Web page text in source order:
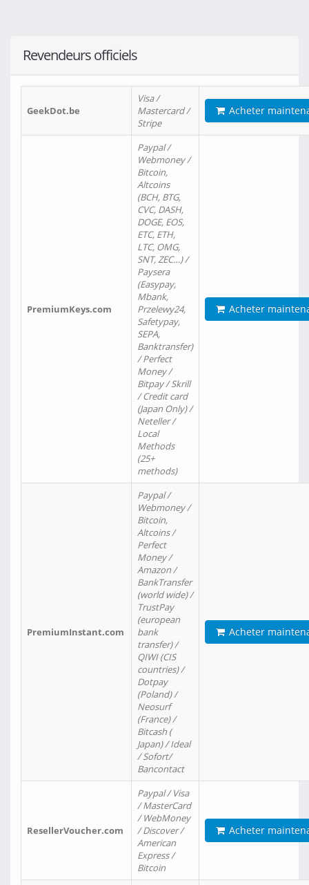
Revendeurs officiels
GeekDot.be
Visa /
Mastercard /
Stripe
Acheter
PremiumKeys.com
Paypal /
Webmoney /
Bitcoin,
Altcoins
(BCH, BTG,
CVC, DASH,
DOGE, EOS,
ETC, ETH,
LTC, OMG,
SNT, ZEC…) /
Paysera
(Easypay,
Mbank,
Przelewy24,
Safetypay,
SEPA,
Banktransfer)
/ Perfect
Money /
Bitpay / Skrill
/ Credit card
(Japan Only) /
Neteller /
Local
Methods
(25+
methods)
Acheter
PremiumInstant.com
Paypal /
Webmoney /
Bitcoin,
Altcoins /
Perfect
Money /
Amazon /
BankTransfer
(world wide) /
TrustPay
(european
bank
transfer) /
QIWI (CIS
countries) /
Dotpay
(Poland) /
Neosurf
(France) /
Bitcash (
Japan) / Ideal
/ Sofort/
Bancontact
Acheter
ResellerVoucher.com
Paypal / Visa
/ MasterCard
/ WebMoney
/ Discover /
American
Express /
Bitcoin
Acheter